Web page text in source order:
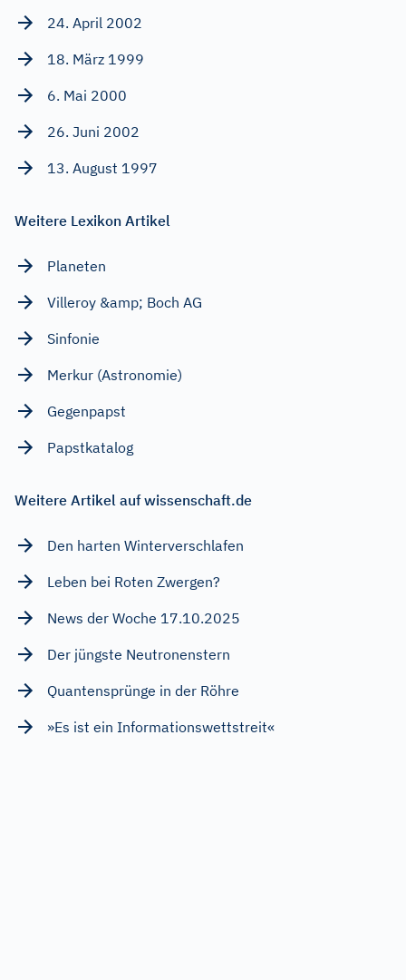
24. April 2002
18. März 1999
6. Mai 2000
26. Juni 2002
13. August 1997
Weitere Lexikon Artikel
Planeten
Villeroy &amp; Boch AG
Sinfonie
Merkur (Astronomie)
Gegenpapst
Papstkatalog
Weitere Artikel auf wissenschaft.de
Den harten Winterverschlafen
Leben bei Roten Zwergen?
News der Woche 17.10.2025
Der jüngste Neutronenstern
Quantensprünge in der Röhre
»Es ist ein Informationswettstreit«